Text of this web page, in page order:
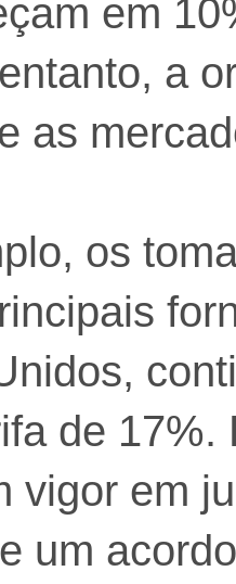
em
a
as
os
de 17%.
vigor em
um